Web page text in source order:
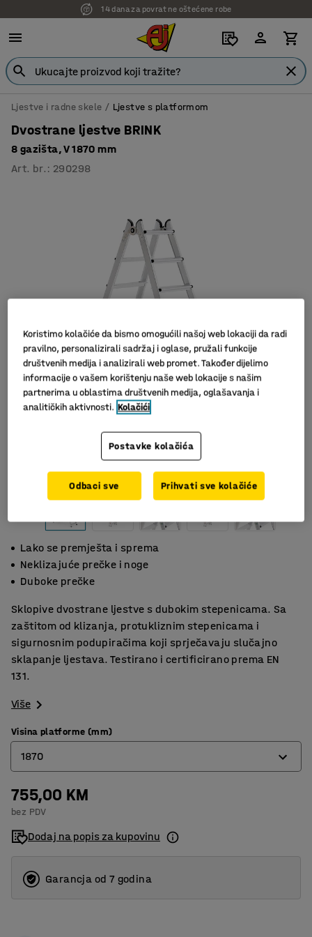
14 dana za povrat ne oštećene robe
7 godina garancije
Ljestve i radne skele Ljestve s platformom
Dvostrane ljestve BRINK
8 gazišta, V 1870 mm
Art. br. : 290298
Lako se premješta i sprema
Neklizajuće prečke i noge
Duboke prečke
Sklopive dvostrane ljestve s dubokim stepenicama. Sa
zaštitom od klizanja, protukliznim stepenicama i
sigurnosnim podupiračima koji sprječavaju slučajno
sklapanje ljestava. Testirano i certificirano prema EN
131.
Više
Visina platforme (mm)
1870
700
940
1410
1870
755,00 KM
bez PDV
Dodaj na popis za kupovinu
Garancja od 7 godina
Koristimo kolačiće da bismo omogućili našoj web lokaciji da radi
pravilno, personalizirali sadržaj i oglase, pružali funkcije
društvenih medija i analizirali web promet. Također dijelimo
informacije o vašem korištenju naše web lokacije s našim
partnerima u oblastima društvenih medija, oglašavanja i
analitičkih aktivnosti. Kolačići
Postavke kolačića
Odbaci sve Prihvati sve kolačiće